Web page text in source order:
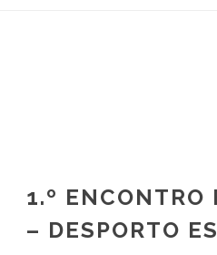
1.º ENCONTRO
– DESPORTO